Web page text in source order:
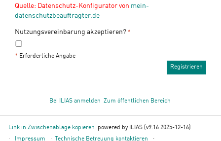
Quelle: Datenschutz-Konfigurator von mein-
datenschutzbeauftragter.de
Nutzungsvereinbarung akzeptieren? *
* Erforderliche Angabe
Bei ILIAS anmelden Zum öffentlichen Bereich
Link in Zwischenablage kopieren
powered by ILIAS (v9.16 2025-12-16)
Impressum
Technische Betreuung kontaktieren